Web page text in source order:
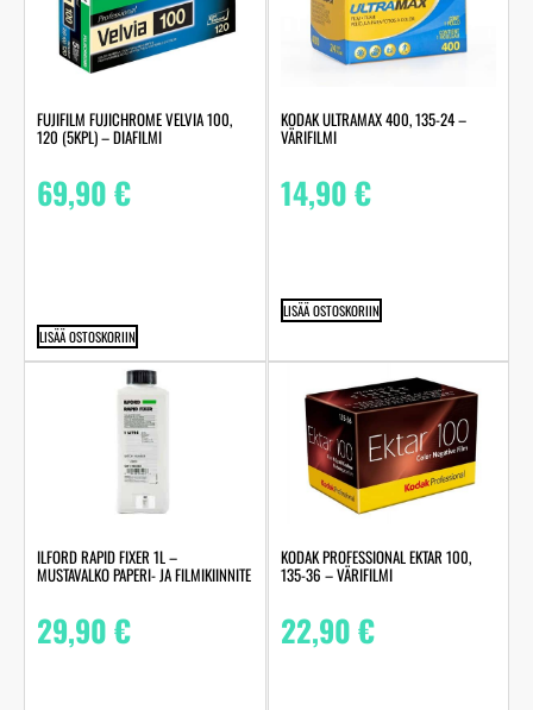
FUJIFILM FUJICHROME VELVIA 100,
120 (5KPL) – DIAFILMI
69,90€
LISÄÄ OSTOSKORIIN
KODAK ULTRAMAX 400, 135-24 –
VÄRIFILMI
14,90€
LISÄÄ OSTOSKORIIN
ILFORD RAPID FIXER 1L –
MUSTAVALKO PAPERI- JA FILMIKIINNITE
29,90€
KODAK PROFESSIONAL EKTAR 100,
135-36 – VÄRIFILMI
22,90€